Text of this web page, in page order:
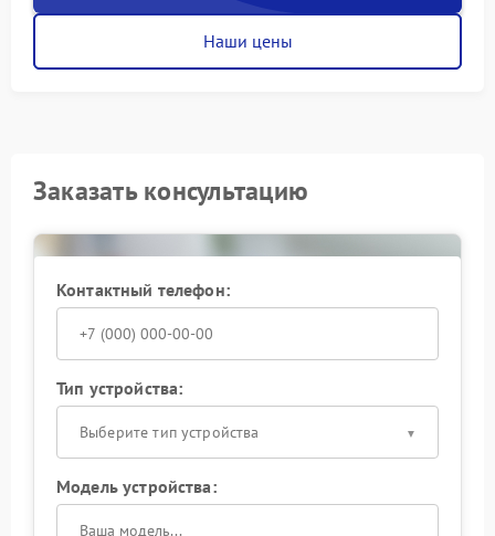
Наши цены
Заказать консультацию
Контактный телефон:
Тип устройства:
Выберите тип устройства
Модель устройства: